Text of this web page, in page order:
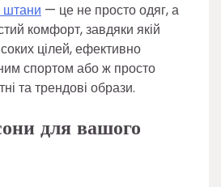
штани — це не просто одяг, а
комфорт, завдяки якій
цілей, ефективно
спортом або ж просто
та трендові образи.
для вашого